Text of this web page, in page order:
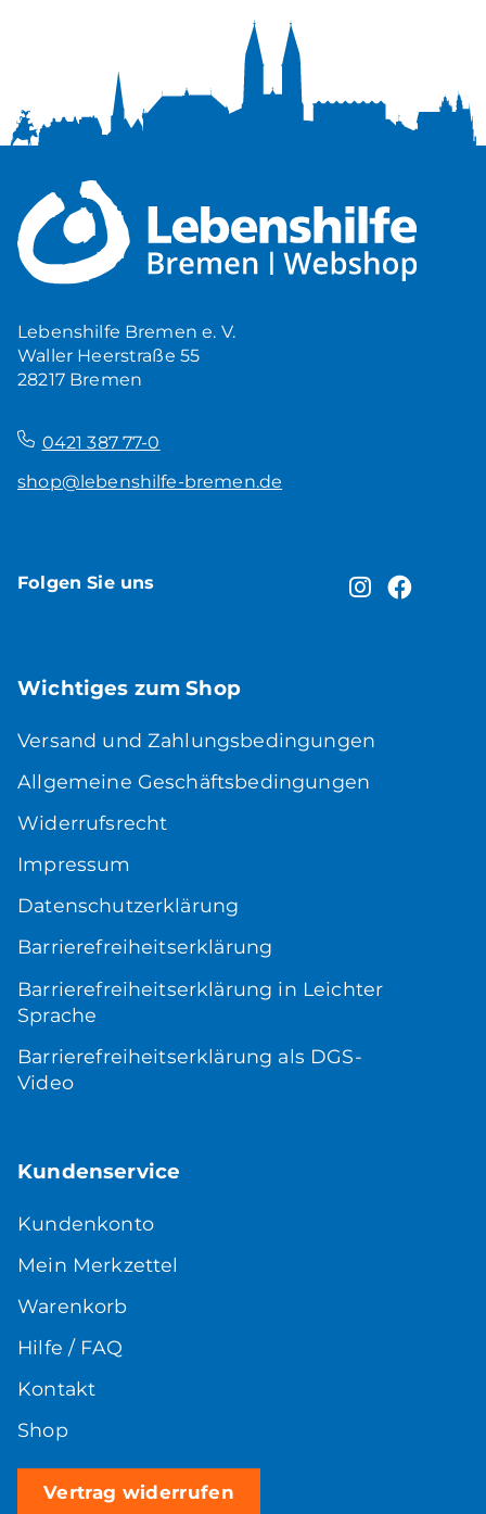
Lebenshilfe Bremen e. V.
Waller Heerstraße 55
28217 Bremen
0421 387 77-0
shop@lebenshilfe-bremen.de
Folgen Sie uns
Wichtiges zum Shop
Versand und Zahlungsbedingungen
Allgemeine Geschäftsbedingungen
Widerrufsrecht
Impressum
Datenschutzerklärung
Barrierefreiheitserklärung
Barrierefreiheitserklärung in Leichter
Sprache
Barrierefreiheitserklärung als DGS-
Video
Kundenservice
Kundenkonto
Mein Merkzettel
Warenkorb
Hilfe / FAQ
Kontakt
Shop
Vertrag widerrufen